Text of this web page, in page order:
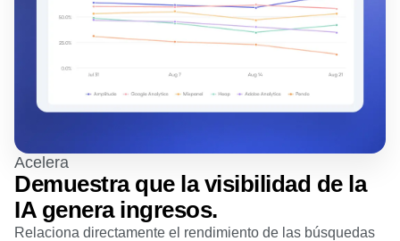
Acelera
Demuestra que la visibilidad de la
IA genera ingresos.
Relaciona directamente el rendimiento de las búsquedas